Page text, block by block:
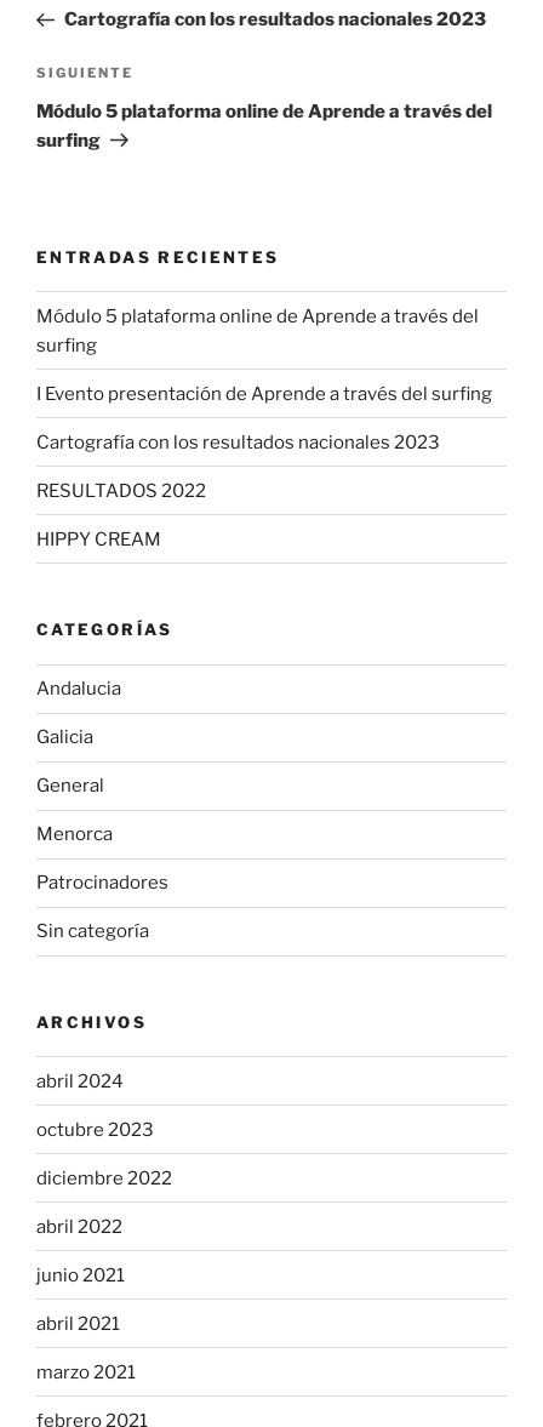
entradas
anterior:
Cartografía con los resultados nacionales 2023
Siguiente
entrada
SIGUIENTE
Módulo 5 plataforma online de Aprende a través del
surfing
ENTRADAS RECIENTES
Módulo 5 plataforma online de Aprende a través del
surfing
I Evento presentación de Aprende a través del surfing
Cartografía con los resultados nacionales 2023
RESULTADOS 2022
HIPPY CREAM
CATEGORÍAS
Andalucia
Galicia
General
Menorca
Patrocinadores
Sin categoría
ARCHIVOS
abril 2024
octubre 2023
diciembre 2022
abril 2022
junio 2021
abril 2021
marzo 2021
febrero 2021